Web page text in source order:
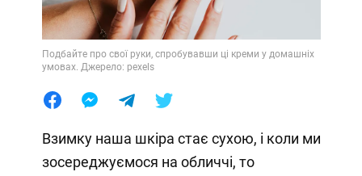
Подбайте про свої руки, спробувавши ці креми у домашніх
умовах. Джерело: pexels
Взимку наша шкіра стає сухою, і коли ми
зосереджуємося на обличчі, то